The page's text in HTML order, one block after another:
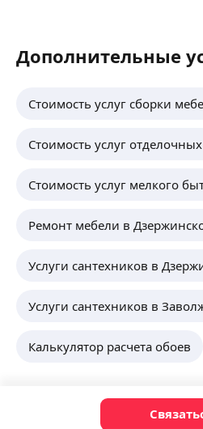
Дополнительные
Стоимость услуг сборки
Стоимость услуг
Стоимость услуг мелкого
Ремонт мебели в
Услуги сантехников в
Услуги сантехников в
Калькулятор расчета обоев